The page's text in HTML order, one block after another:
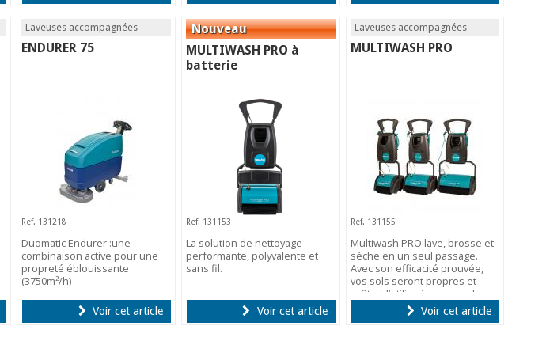
Laveuses accompagnées
ENDURER 75
Ref. 131218
Duomatic Endurer :une
combinaison active pour une
propreté éblouissante
(3750m²/h)
Voir cet article
MULTIWASH PRO à
batterie
Ref. 131153
La solution de nettoyage
performante, polyvalente et
sans fil.
Voir cet article
Laveuses accompagnées
MULTIWASH PRO
Ref. 131155
Multiwash PRO lave, brosse et
séche en un seul passage.
Avec son efficacité prouvée,
vos sols seront propres et
prêts à l’utilisation en quelques
minutes. Livré avec brosses.
Voir cet article